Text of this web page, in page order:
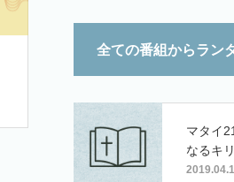
全ての番組からラン
マタイ
なるキ